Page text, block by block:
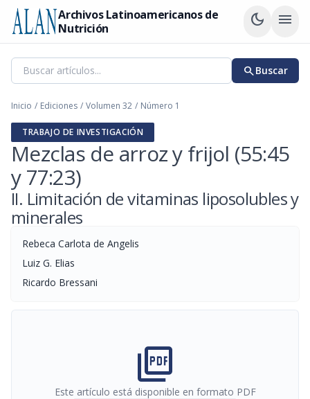
Archivos Latinoamericanos de
Nutrición
dark_mode menu
searchBuscar
Inicio / Ediciones / Volumen 32 / Número 1
TRABAJO DE INVESTIGACIÓN
Mezclas de arroz y frijol (55:45
y 77:23)
II. Limitación de vitaminas liposolubles y
minerales
Rebeca Carlota de Angelis
Luiz G. Elias
Ricardo Bressani
picture_as_pdf
Este artículo está disponible en formato PDF